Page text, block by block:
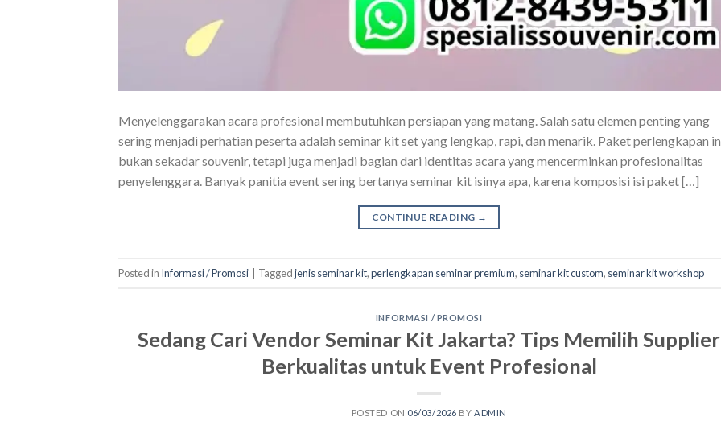
Menyelenggarakan acara profesional membutuhkan persiapan yang matang. Salah satu elemen penting yang
sering menjadi perhatian peserta adalah seminar kit set yang lengkap, rapi, dan menarik. Paket perlengkapan
bukan sekadar souvenir, tetapi juga menjadi bagian dari identitas acara yang mencerminkan profesionalitas
penyelenggara. Banyak panitia event sering bertanya seminar kit isinya apa, karena komposisi isi paket […]
CONTINUE READING →
Posted in Informasi / Promosi Taggedjenis seminar kit,perlengkapan seminar premium, seminar kit custom, seminar kit workshop
INFORMASI / PROMOSI
Sedang Cari Vendor Seminar Kit Jakarta? Tips Memilih Supplier
Berkualitas untuk Event Profesional
POSTED ON 06/03/2026 BYADMIN